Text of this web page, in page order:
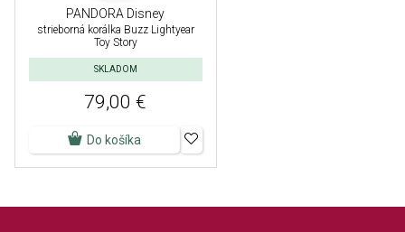
PANDORA Disney
strieborná korálka Buzz Lightyear
Toy Story
SKLADOM
79,00 €
Do košíka